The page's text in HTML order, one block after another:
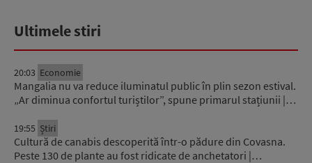
Ultimele stiri
20:03 Economie
Mangalia nu va reduce iluminatul public în plin sezon estival.
„Ar diminua confortul turiștilor”, spune primarul stațiunii |…
19:55 Știri
Cultură de canabis descoperită într-o pădure din Covasna.
Peste 130 de plante au fost ridicate de anchetatori |…